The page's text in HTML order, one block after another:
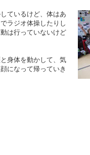
ているけど、体はあ
ラジオ体操したりし
は行っていないけど
身体を動かして、気
になって帰っていき